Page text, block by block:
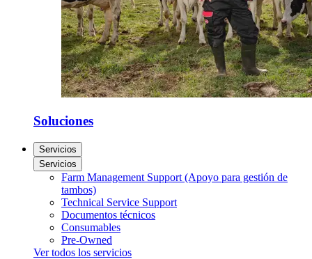
Soluciones
Servicios
Servicios
Farm Management Support (Apoyo para gestión de
tambos)
Technical Service Support
Documentos técnicos
Consumables
Pre-Owned
Ver todos los servicios